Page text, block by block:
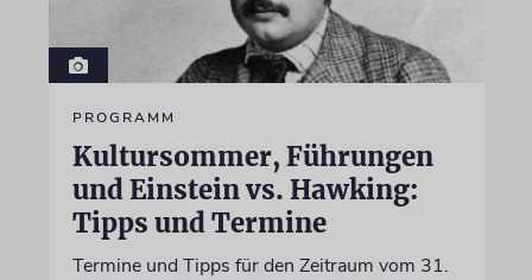
PROGRAMM
Kultursommer, Führungen
und Einstein vs. Hawking:
Tipps und Termine
Termine und Tipps für den Zeitraum vom 31.